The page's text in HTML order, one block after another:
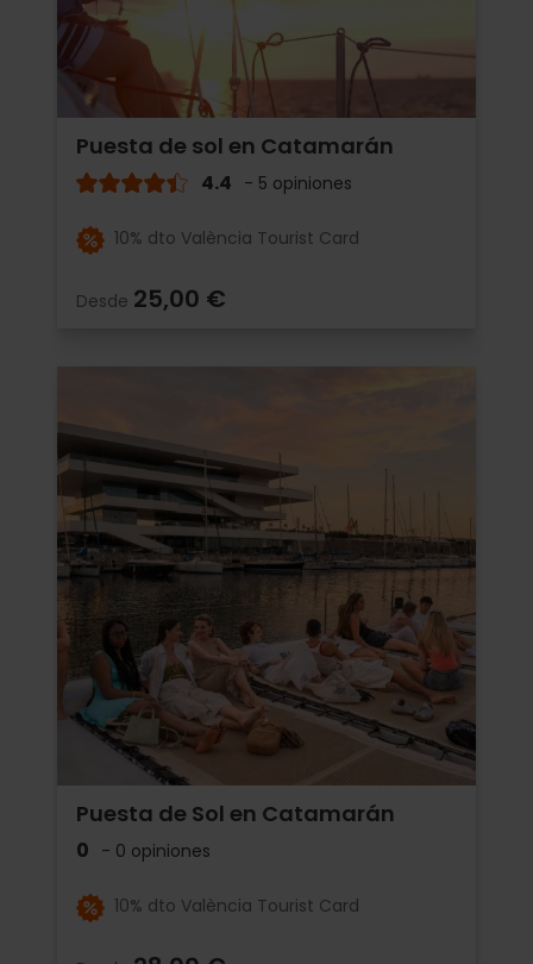
Puesta de sol en Catamarán
4.4 - 5 opiniones
10% dto València Tourist Card
Desde 25,00 €
Puesta de Sol en Catamarán
0 - 0 opiniones
10% dto València Tourist Card